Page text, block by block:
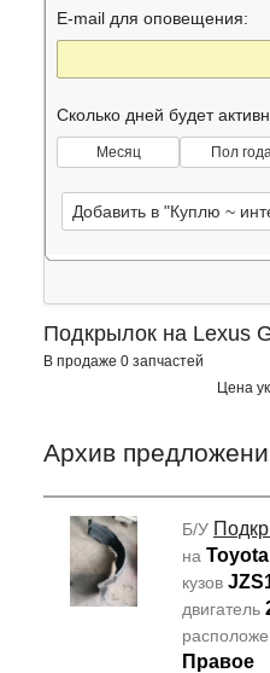
E-mail для оповещения:
Сколько дней будет
Месяц Пол
Добавить в "Куплю ~
Подкрылок на Lexus
В продаже 0 запчастей
Цена
Архив
Б/У
на
кузов
двигатель
Правое